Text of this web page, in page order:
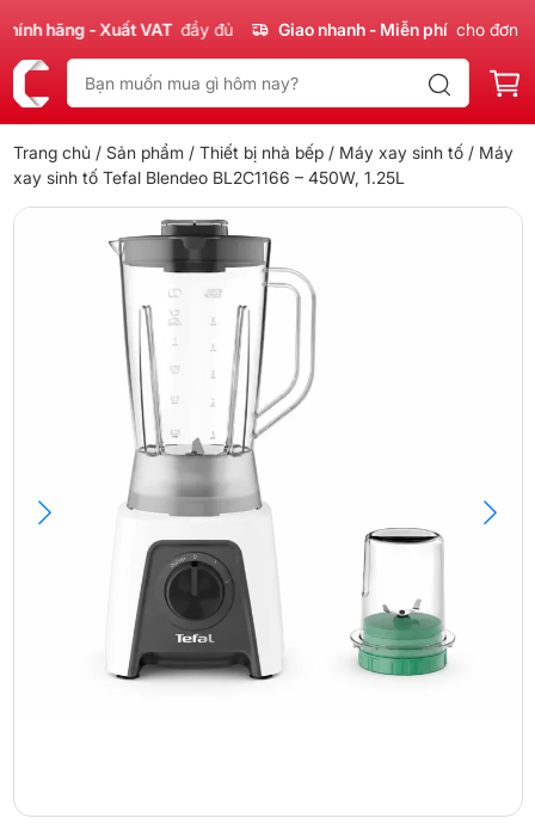
hãng - Xuất VAT đầy đủ Giao nhanh - Miễn phí cho đơn
Trang chủ / Sản phẩm / Thiết bị nhà bếp/ Máy xay sinh tố/ Máy
xay sinh tố Tefal Blendeo BL2C1166 – 450W, 1.25L